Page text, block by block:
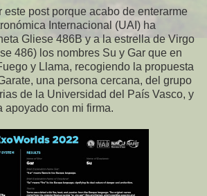
este post porque acabo de enterarme
Internacional (UAI) ha
Gliese 486B y a la estrella de Virgo
486) los nombres Su y Gar que en
y Llama, recogiendo la propuesta
una persona cercana, del grupo
de la Universidad del País Vasco, y
apoyado con mi firma.